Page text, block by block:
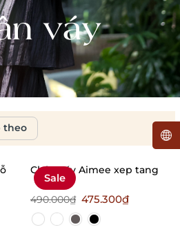
váy
theo
Sale
Chân váy Aimee xep tang
490.000₫ 475.300₫